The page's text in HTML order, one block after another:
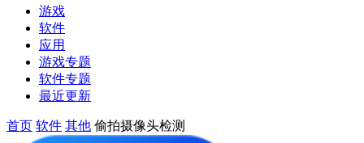
游戏
软件
应用
游戏专题
软件专题
最近更新
首页 软件 其他 偷拍摄像头检测